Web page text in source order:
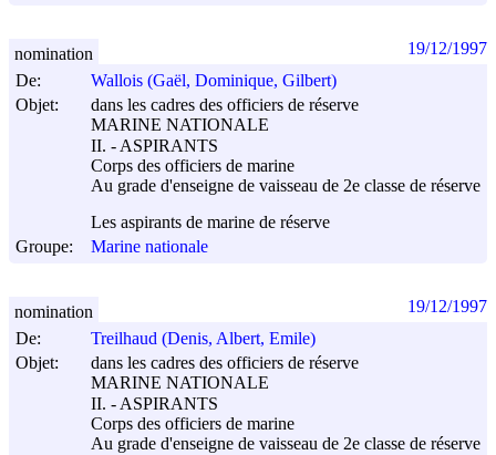
De:
Wallois (Gaël, Dominique, Gilbert)
Objet:
dans les cadres des officiers de réserve
MARINE NATIONALE
II. - ASPIRANTS
Corps des officiers de marine
Au grade d'enseigne de vaisseau de 2e classe de réserve
Les aspirants de marine de réserve
Groupe:
Marine nationale
nomination 19/12/1997
De:
Treilhaud (Denis, Albert, Emile)
Objet:
dans les cadres des officiers de réserve
MARINE NATIONALE
II. - ASPIRANTS
Corps des officiers de marine
Au grade d'enseigne de vaisseau de 2e classe de réserve
nomination 19/12/1997